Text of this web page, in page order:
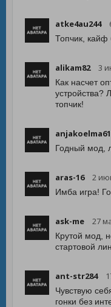
atke4au244
Топчик, кайф
alikam82 3
Как насчет
устройства?
топчик!
Годный мод,
aras-16 2
Имба игра!
ask-me 27
Крутой мод,
стартовой
ant-str284
Чувствую
гонки без